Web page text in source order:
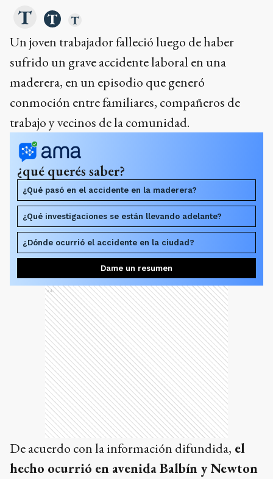
Un joven trabajador falleció luego de haber
sufrido un grave accidente laboral en una
maderera, en un episodio que generó
conmoción entre familiares, compañeros de
trabajo y vecinos de la comunidad.
¿qué querés saber?
¿Qué pasó en el accidente en la maderera?
¿Qué investigaciones se están llevando adelante?
¿Dónde ocurrió el accidente en la ciudad?
Dame un resumen
Ads
De acuerdo con la información difundida, el
hecho ocurrió en avenida Balbín y Newton